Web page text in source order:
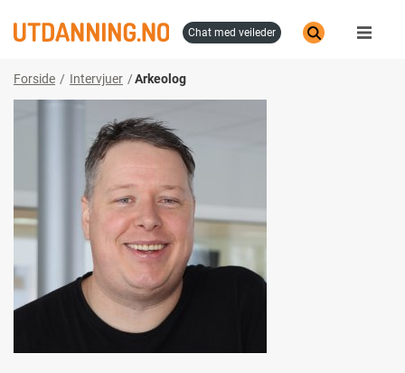
til
chat med veileder
Forside Intervjuer Arkeolog